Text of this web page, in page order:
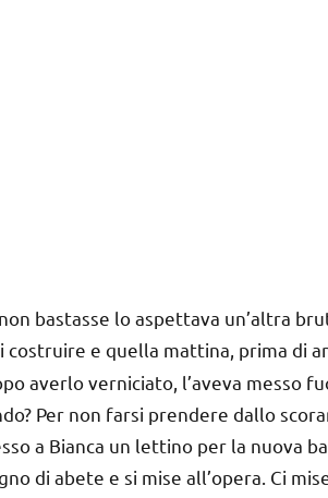
bastasse lo aspettava un’altra
costruire e quella mattina, prima di
averlo verniciato, l’aveva messo
Per non farsi prendere dallo
a Bianca un lettino per la nuova
di abete e si mise all’opera. Ci